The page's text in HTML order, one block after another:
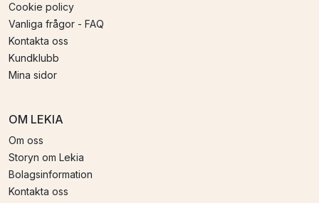
Cookie policy
Vanliga frågor - FAQ
Kontakta oss
Kundklubb
Mina sidor
OM LEKIA
Om oss
Storyn om Lekia
Bolagsinformation
Kontakta oss